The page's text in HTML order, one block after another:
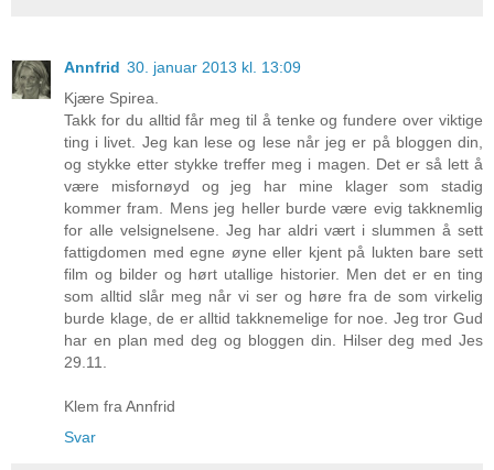
Annfrid 30. januar 2013 kl. 13:09
Kjære Spirea.
Takk for du alltid får meg til å tenke og fundere over viktige
ting i livet. Jeg kan lese og lese når jeg er på bloggen din,
og stykke etter stykke treffer meg i magen. Det er så lett å
være misfornøyd og jeg har mine klager som stadig
kommer fram. Mens jeg heller burde være evig takknemlig
for alle velsignelsene. Jeg har aldri vært i slummen å sett
fattigdomen med egne øyne eller kjent på lukten bare sett
film og bilder og hørt utallige historier. Men det er en ting
som alltid slår meg når vi ser og høre fra de som virkelig
burde klage, de er alltid takknemelige for noe. Jeg tror Gud
har en plan med deg og bloggen din. Hilser deg med Jes
29.11.
Klem fra Annfrid
Svar